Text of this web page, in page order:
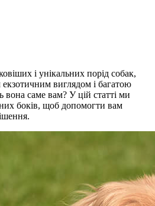
і унікальних порід собак,
екзотичним виглядом і багатою
вона саме вам? У цій статті ми
боків, щоб допомогти вам